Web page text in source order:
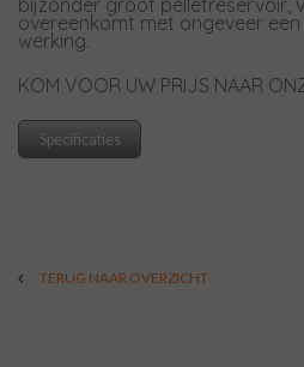
bijzonder groot pelletreservoir,
overeenkomt met ongeveer
werking.
KOM VOOR UW PRIJS NAAR
Specificaties
TERUG NAAR OVERZICHT